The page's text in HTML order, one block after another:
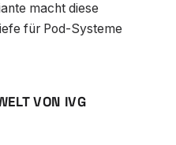
macht diese
für Pod-Systeme
VON IVG